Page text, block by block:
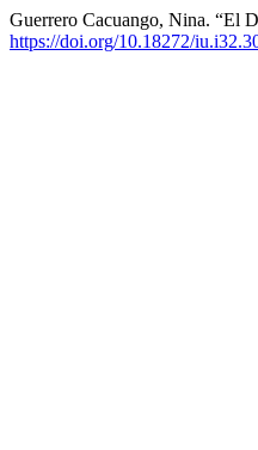
Guerrero Cacuango, Nina. “El
https://doi.org/10.18272/